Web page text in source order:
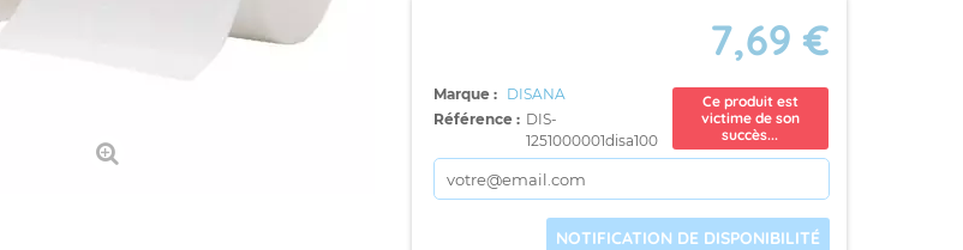
7,69 €
Marque : DISANA
Référence : DIS-
1251000001disa100
Ce produit est
victime de son
succès...
NOTIFICATION DE DISPONIBILITÉ